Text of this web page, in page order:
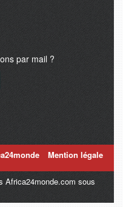
par mail ?
Mention légale
Africa24monde.com sous